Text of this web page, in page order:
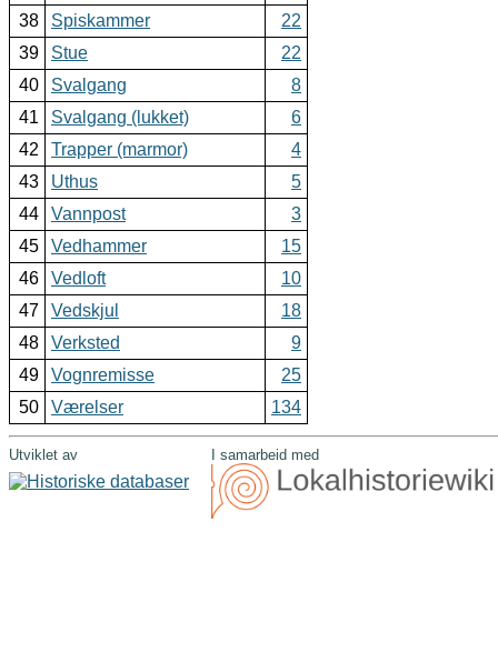
38
Spiskammer
22
39
Stue
22
40
Svalgang
8
41
Svalgang (lukket)
6
42
Trapper (marmor)
4
43
Uthus
5
44
Vannpost
3
45
Vedhammer
15
46
Vedloft
10
47
Vedskjul
18
48
Verksted
9
49
Vognremisse
25
50
Værelser 134
Utviklet av I samarbeid med